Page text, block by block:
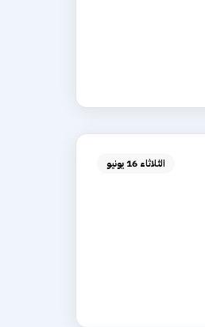
الثلاثاء 16 يونيو